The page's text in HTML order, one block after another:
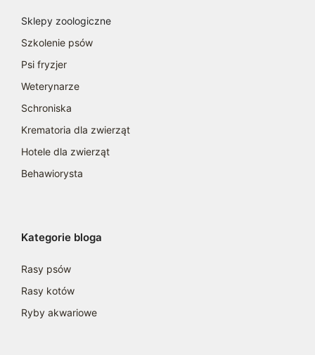
Sklepy zoologiczne
Szkolenie psów
Psi fryzjer
Weterynarze
Schroniska
Krematoria dla zwierząt
Hotele dla zwierząt
Behawiorysta
Kategorie bloga
Rasy psów
Rasy kotów
Ryby akwariowe